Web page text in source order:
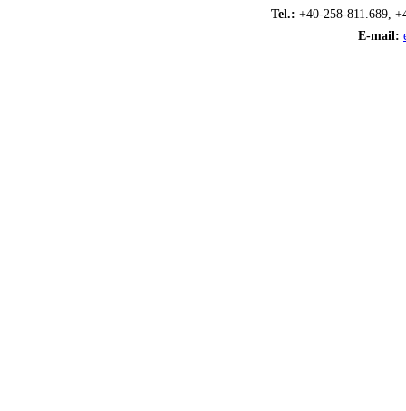
Tel.: +40-258-811.689,
E-mail: